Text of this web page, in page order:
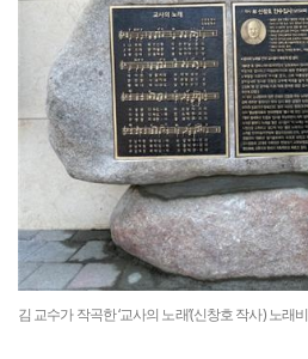
김 교수가 작곡한 ‘교사의 노래’(신창호 작사) 노래비